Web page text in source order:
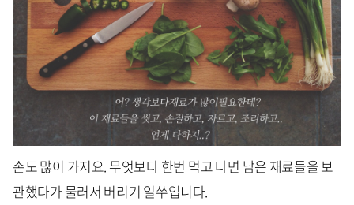
손도 많이 가지요. 무엇보다 한번 먹고 나면 남은 재료들을 보
관했다가 물러서 버리기 일쑤입니다.